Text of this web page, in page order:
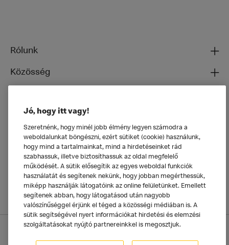
Rólunk
Közösség
Általános
Adatkezelési tájékoztató
Jó, hogy itt vagy!
Szeretnénk, hogy minél jobb élmény legyen számodra a
weboldalunkat böngészni, ezért sütiket (cookie) használunk,
hogy mind a tartalmainkat, mind a hirdetéseinket rád
szabhassuk, illetve biztosíthassuk az oldal megfelelő
működését. A sütik elősegítik az egyes weboldal funkciók
használatát és segítenek nekünk, hogy jobban megérthessük,
miképp használják látogatóink az online felületünket. Emellett
segítenek abban, hogy látogatásod után nagyobb
valószínűséggel érjünk el téged a közösségi médiában is. A
sütik segítségével nyert információkat hirdetési és elemzési
szolgáltatásokat nyújtó partnereinkkel is megosztjuk.